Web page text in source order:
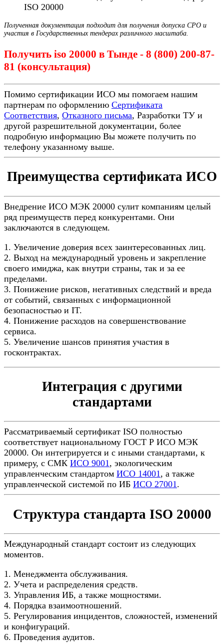
ISO 20000
Полученная документация подходит для получения допуска СРО и
участия в Государственных тендерах различного масштаба.
Получить iso 20000 в Тынде - 8 (800) 200-87-
81 (консультация)
Помимо сертификации ИСО мы помогаем нашим
партнерам по оформлению Сертификата
Соответствия, Отказного письма, Разработки ТУ и
другой разрешительной документации, более
подробную информацию Вы можете получить по
телефону указанному выше.
Преимущества сертификата ИСО
Внедрение ИСО МЭК 20000 сулит компаниям целый
ряд преимуществ перед конкурентами. Они
заключаются в следующем.
1. Увеличение доверия всех заинтересованных лиц.
2. Выход на международный уровень и закрепление
своего имиджа, как внутри страны, так и за ее
пределами.
3. Понижение рисков, негативных следствий и вреда
от событий, связанных с информационной
безопасностью и IT.
4. Понижение расходов на совершенствование
сервиса.
5. Увеличение шансов принятия участия в
госконтрактах.
Интеграция с другими
стандартами
Рассматриваемый сертификат ISO полностью
соответствует национальному ГОСТ Р ИСО МЭК
20000. Он интегрируется и с иными стандартами, к
примеру, с СМК ИСО 9001, экологическим
управленческим стандартом ИСО 14001, а также
управленческой системой по ИБ ИСО 27001.
Структура стандарта ISO 20000
Международный стандарт состоит из следующих
моментов.
1. Менеджмента обслуживания.
2. Учета и распределения средств.
3. Управления ИБ, а также мощностями.
4. Порядка взаимоотношений.
5. Регулирования инцидентов, сложностей, изменений
и конфигураций.
6. Проведения аудитов.